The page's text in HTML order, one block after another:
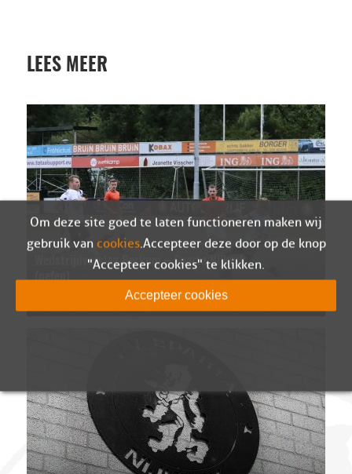
LEES MEER
Wedstrijdverslag Berkum – Sparta Nijkerk
(oefen)
Om deze site goed te laten functioneren maken wij
gebruik van cookies. Accepteer deze door op de knop
"Accepteer cookies" te klikken.
Accepteer cookies